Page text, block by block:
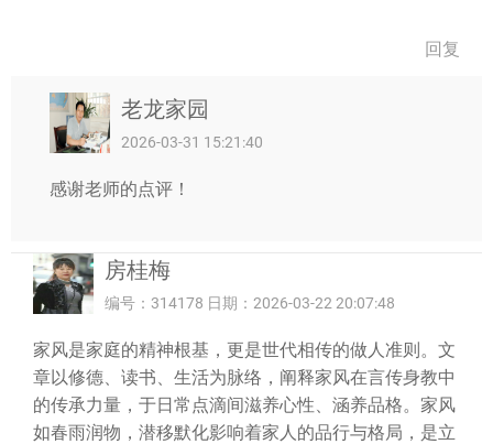
回复
老龙家园
2026-03-31 15:21:40
感谢老师的点评！
房桂梅
编号：314178 日期：2026-03-22 20:07:48
家风是家庭的精神根基，更是世代相传的做人准则。文
章以修德、读书、生活为脉络，阐释家风在言传身教中
的传承力量，于日常点滴间滋养心性、涵养品格。家风
如春雨润物，潜移默化影响着家人的品行与格局，是立